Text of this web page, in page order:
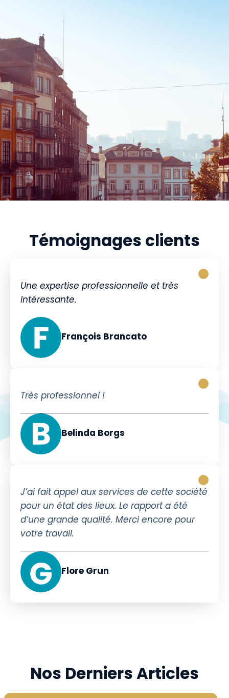
Témoignages clients
Une expertise professionnelle et très
intéressante.
François Brancato
Très professionnel !
Belinda Borgs
J’ai fait appel aux services de cette société
pour un état des lieux. Le rapport a été
d’une grande qualité. Merci encore pour
votre travail.
Flore Grun
Nos Derniers Articles